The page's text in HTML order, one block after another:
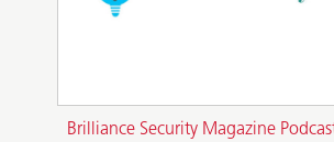
Brilliance Security Magazine